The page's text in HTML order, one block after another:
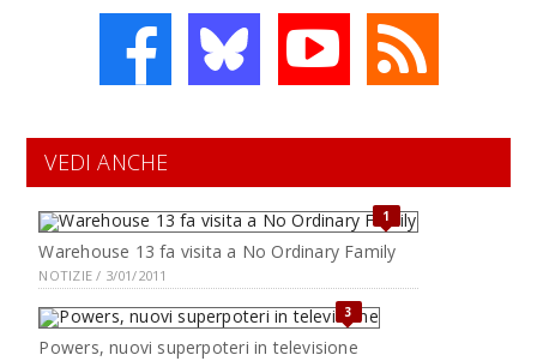
VEDI ANCHE
1
Warehouse 13 fa visita a No Ordinary Family
NOTIZIE / 3/01/2011
3
Powers, nuovi superpoteri in televisione